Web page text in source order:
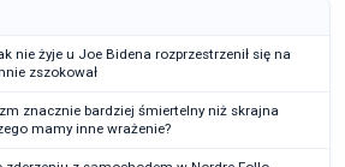
nie żyje u Joe Bidena rozprzestrzenił się na
zszokował
znacznie bardziej śmiertelny niż skrajna
mamy inne wrażenie?